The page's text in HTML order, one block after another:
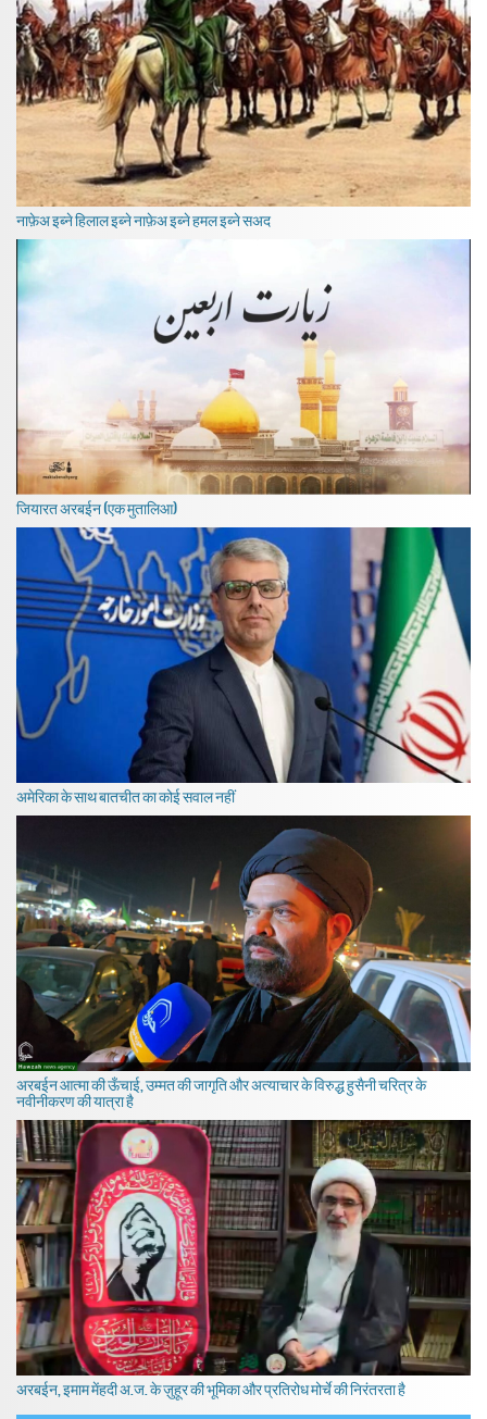
नाफ़ेअ इब्ने हिलाल इब्ने नाफ़ेअ इब्ने हमल इब्ने सअद
जियारत अरबईन (एक मुतालिआ)
अमेरिका के साथ बातचीत का कोई सवाल नहीं
अरबईन आत्मा की ऊँचाई, उम्मत की जागृति और अत्याचार के विरुद्ध हुसैनी चरित्र के
नवीनीकरण की यात्रा है
अरबईन, इमाम मेंहदी अ.ज. के ज़ुहूर की भूमिका और प्रतिरोध मोर्चे की निरंतरता है